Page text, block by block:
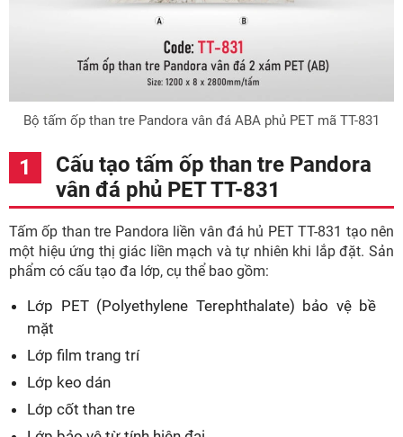
Bộ tấm ốp than tre Pandora vân đá ABA phủ PET mã TT-831
Cấu tạo tấm ốp than tre Pandora
vân đá phủ PET TT-831
Tấm ốp than tre Pandora liền vân đá hủ PET TT-831 tạo nên
một hiệu ứng thị giác liền mạch và tự nhiên khi lắp đặt. Sản
phẩm có cấu tạo đa lớp, cụ thể bao gồm:
Lớp PET (Polyethylene Terephthalate) bảo vệ bề
mặt
Lớp film trang trí
Lớp keo dán
Lớp cốt than tre